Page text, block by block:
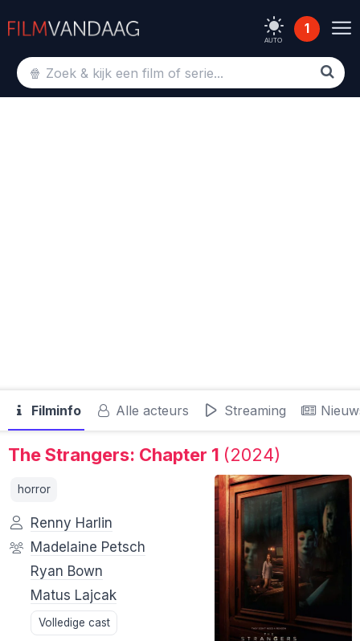
AUTO
1
Filminfo Alle acteurs Streaming
The Strangers: Chapter 1 (2024)
horror
Renny Harlin
Madelaine Petsch
Ryan Bown
Matus Lajcak
Volledige cast